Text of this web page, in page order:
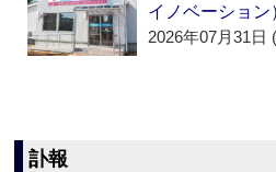
イノベーション
2026年07月31日
訃報